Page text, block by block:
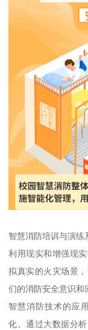
智慧消防培训与演练
利用现实和增强现
拟真实的火灾场景
们的消防安全意识和
智慧消防技术的应
化。通过大数据分